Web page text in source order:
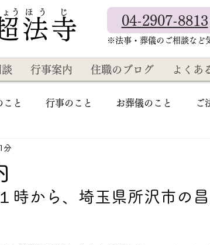
法寺
ょう ほ う じ
04-2907-8813
​※法事・葬儀のご相談など
行事案内 住職のブログ よくあ
こと 行事のこと お葬儀のこと ご
分
時から、埼玉県所沢市の